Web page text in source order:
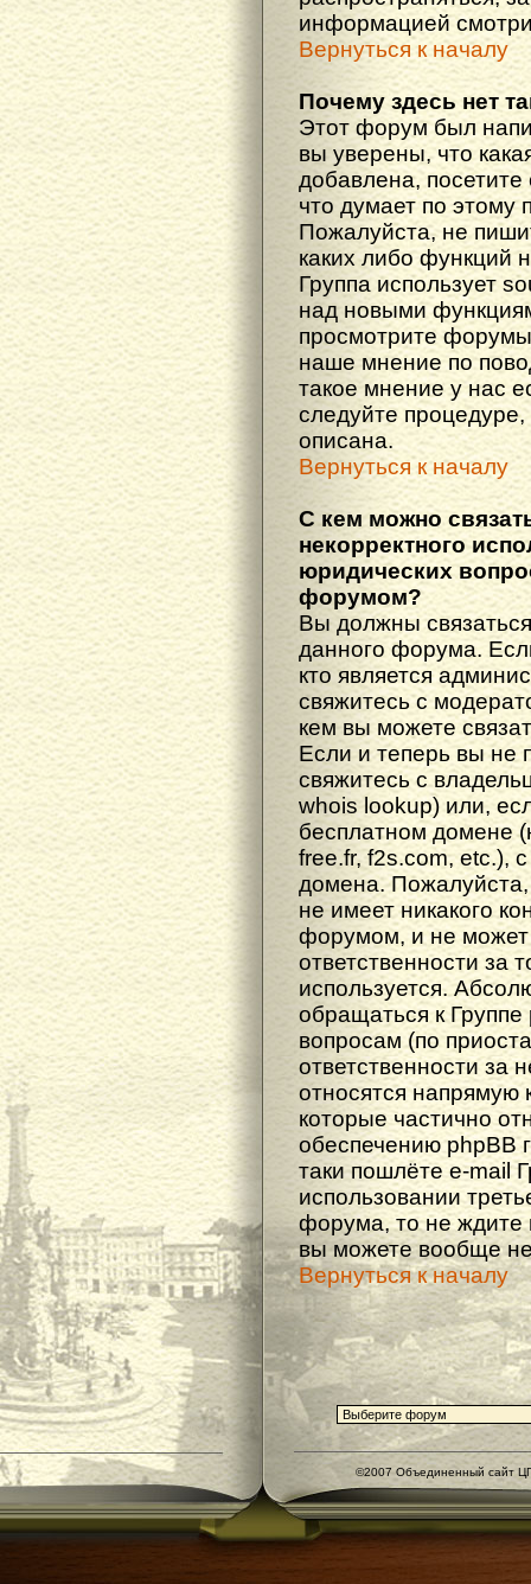
информацией
Вернуться к началу
Почему здесь нет
Этот форум был
вы уверены, что
добавлена,
что думает по этому
Пожалуйста, не
каких либо функций
Группа использует
над новыми
просмотрите
наше мнение по
такое мнение у нас
следуйте процедуре,
описана.
Вернуться к началу
С кем можно
некорректного
юридических
форумом?
Вы должны
данного форума.
кто является
свяжитесь с
кем вы можете
Если и теперь вы не
свяжитесь с
whois lookup) или,
бесплатном домене
free.fr, f2s.com, etc.),
домена. Пожалуйста,
не имеет никакого
форумом, и не может
ответственности за
используется.
обращаться к
вопросам (по
ответственности за
относятся напрямую
которые частично
обеспечению phpBB
таки пошлёте e-mail
использовании
форума, то не ждите
вы можете вообще не
Вернуться к началу
©2007 Объединенный сайт